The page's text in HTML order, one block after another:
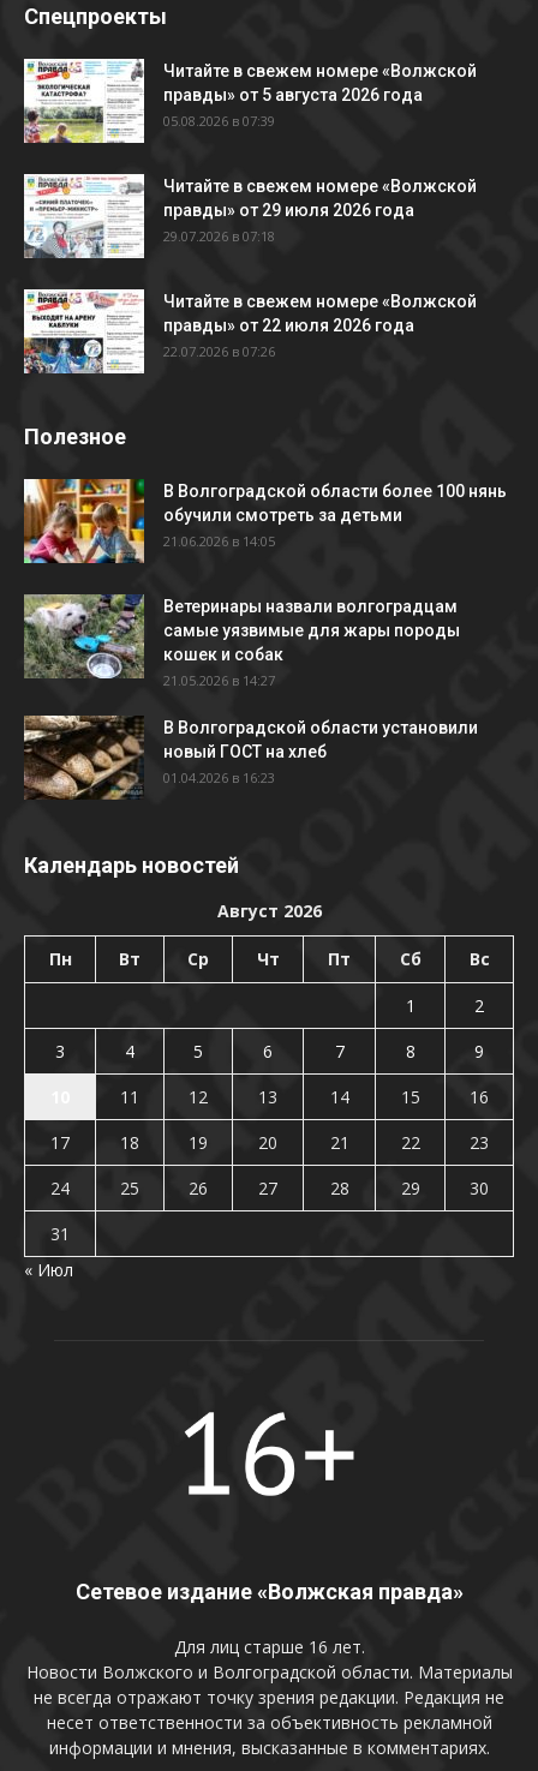
Спецпроекты
Читайте в свежем номере «Волжской
правды» от 5 августа 2026 года
05.08.2026 в 07:39
Читайте в свежем номере «Волжской
правды» от 29 июля 2026 года
29.07.2026 в 07:18
Читайте в свежем номере «Волжской
правды» от 22 июля 2026 года
22.07.2026 в 07:26
Полезное
В Волгоградской области более 100 нянь
обучили смотреть за детьми
21.06.2026 в 14:05
Ветеринары назвали волгоградцам
самые уязвимые для жары породы
кошек и собак
21.05.2026 в 14:27
В Волгоградской области установили
новый ГОСТ на хлеб
01.04.2026 в 16:23
Календарь новостей
Август 2026
Пн Вт Ср Чт Пт Сб Вс
1
2
3
4 5 6 7 8
9
11 12 13 14 15
16
17
18 19 20 21 22
23
24
25 26 27 28 29
30
31
« Июл
Сетевое издание «Волжская правда»
Для лиц старше 16 лет.
Новости Волжского и Волгоградской области. Материалы
не всегда отражают точку зрения редакции. Редакция не
несет ответственности за объективность рекламной
информации и мнения, высказанные в комментариях.